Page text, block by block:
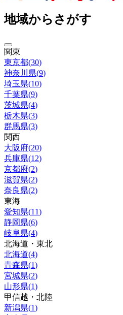
地域からさがす
関東
東京都(30)
神奈川県(9)
埼玉県(10)
千葉県(9)
茨城県(4)
栃木県(3)
群馬県(3)
関西
大阪府(20)
兵庫県(12)
京都府(2)
滋賀県(2)
奈良県(2)
東海
愛知県(11)
静岡県(6)
岐阜県(4)
北海道・東北
北海道(4)
青森県(1)
宮城県(2)
山形県(1)
甲信越・北陸
新潟県(1)